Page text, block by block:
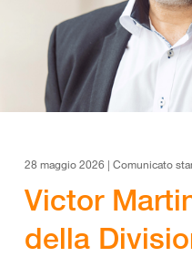
28 maggio 2026 | Comunicato
Victor
della